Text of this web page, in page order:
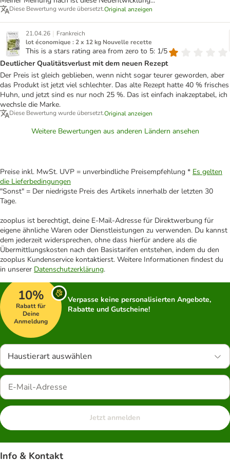
Diese Bewertung wurde übersetzt.Original anzeigen
21.04.26 | Frankreich
lot économique : 2 x 12 kg Nouvelle recette
This is a stars rating area from zero to 5: 1/5
Deutlicher Qualitätsverlust mit dem neuen Rezept
Der Preis ist gleich geblieben, wenn nicht sogar teurer geworden, aber
das Produkt ist jetzt viel schlechter. Das alte Rezept hatte 40 % frisches
Huhn, und jetzt sind es nur noch 25 %. Das ist einfach inakzeptabel, ich
wechsle die Marke.
Diese Bewertung wurde übersetzt.Original anzeigen
Weitere Bewertungen aus anderen Ländern ansehen
Preise inkl. MwSt. UVP = unverbindliche Preisempfehlung * Es gelten
die Lieferbedingungen
"Sonst" = Der niedrigste Preis des Artikels innerhalb der letzten 30
Tage.
zooplus ist berechtigt, deine E-Mail-Adresse für Direktwerbung für
eigene ähnliche Waren oder Dienstleistungen zu verwenden. Du kannst
dem jederzeit widersprechen, ohne dass hierfür andere als die
Übermittlungskosten nach den Basistarifen entstehen, indem du den
zooplus Kundenservice kontaktierst. Weitere Informationen findest du
in unserer Datenschutzerklärung.
10%
Rabatt für
Deine
Anmeldung
Verpasse keine personalisierten Angebote,
Rabatte und Gutscheine!
Haustierart auswählen
Jetzt anmelden
Info & Kontakt